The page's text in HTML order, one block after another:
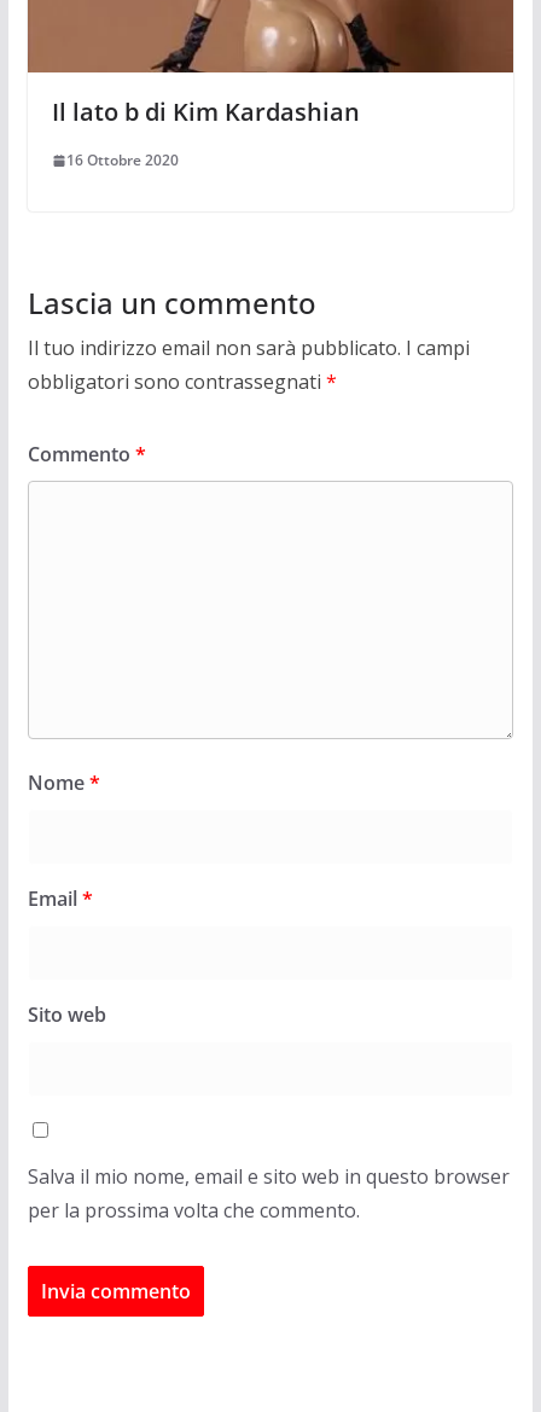
Il lato b di Kim Kardashian
16 Ottobre 2020
Lascia un commento
Il tuo indirizzo email non sarà pubblicato. I campi
obbligatori sono contrassegnati *
Commento *
Nome*
Email*
Sito web
Salva il mio nome, email e sito web in questo browser
per la prossima volta che commento.